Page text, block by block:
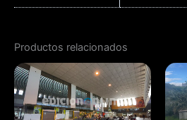
Productos relacionados